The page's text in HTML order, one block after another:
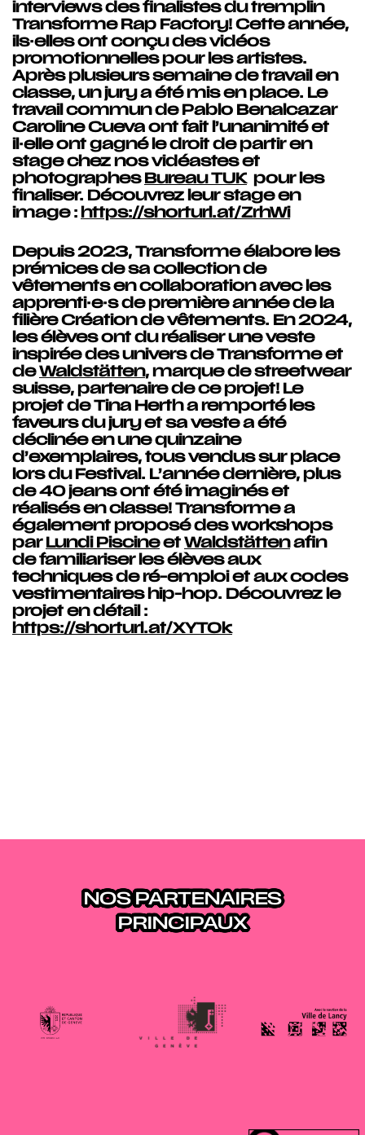
interviews des finalistes du tremplin
Transforme Rap Factory! Cette année,
ils·elles ont conçu des vidéos
promotionnelles pour les artistes.
Après plusieurs semaine de travail en
classe, un jury a été mis en place. Le
travail commun de Pablo Benalcazar
Caroline Cueva ont fait l’unanimité et
il·elle ont gagné le droit de partir en
stage chez nos vidéastes et
photographes Bureau TUKpour les
finaliser. Découvrez leur stage en
image : https://shorturl.at/ZrhWi
Depuis 2023, Transforme élabore les
prémices de sa collection de
vêtements en collaboration avec les
apprenti·e·s de première année de la
filière Création de vêtements. En 2024,
les élèves ont du réaliser une veste
inspirée des univers de Transforme et
deWaldstätten, marque de streetwear
suisse, partenaire de ce projet! Le
projet de Tina Herth a remporté les
faveurs du jury et sa veste a été
déclinée en une quinzaine
d’exemplaires, tous vendus sur place
lors du Festival. L’année dernière, plus
de 40 jeans ont été imaginés et
réalisés en classe! Transforme a
également proposé des workshops
par Lundi Piscineet Waldstättenafin
de familiariser les élèves aux
techniques de ré-emploi et aux codes
vestimentaires hip-hop. Découvrez le
projet en détail :
https://shorturl.at/XYTOk
NOS PARTENAIRES
PRINCIPAUX